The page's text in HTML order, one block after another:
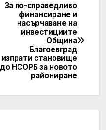
За по-справедливо
финансиране и
насърчаване на
инвестициите
Община
Благоевград
изпрати становище
до НСОРБ за новото
райониране